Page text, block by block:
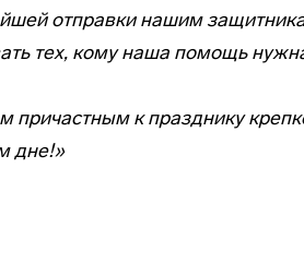
отправки нашим
тех, кому наша помощь
к празднику
дне!»